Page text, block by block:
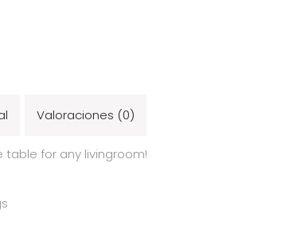
Valoraciones (0)
for any livingroom!